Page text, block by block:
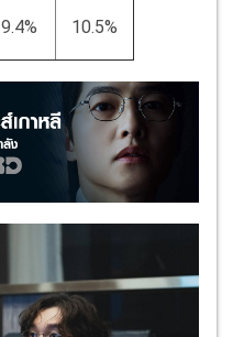
9.4% 10.5%